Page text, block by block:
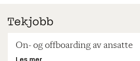
On- og offboarding av ansatte